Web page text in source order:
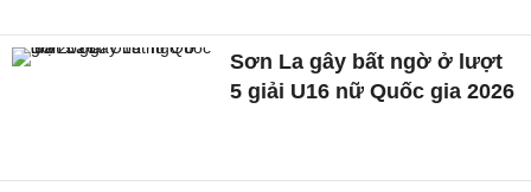
Sơn La gây bất ngờ ở lượt
5 giải U16 nữ Quốc gia 2026